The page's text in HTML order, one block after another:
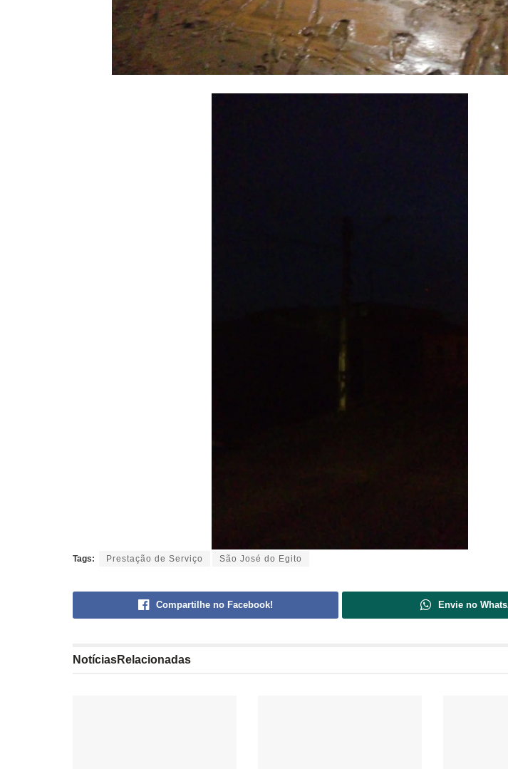
Tags: Prestação de Serviço São José do Egito
Compartilhe no Facebook! Envie no
NotíciasRelacionadas